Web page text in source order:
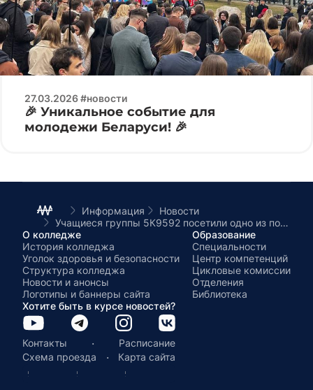
27.03.2026 #новости
🎉 Уникальное событие для
молодежи Беларуси! 🎉
Информация
Новости
Учащиеся группы 5К9592 посетили одно из подразделений 49-й радиотехнической бригады
О колледже
История колледжа
Уголок здоровья и безопасности
Структура колледжа
Новости и анонсы
Логотипы и баннеры сайта
Образование
Специальности
Центр компетенций
Цикловые комиссии
Отделения
Библиотека
Хотите быть в курсе новостей?
Контакты ·
Расписание
Схема проезда
· Карта сайта